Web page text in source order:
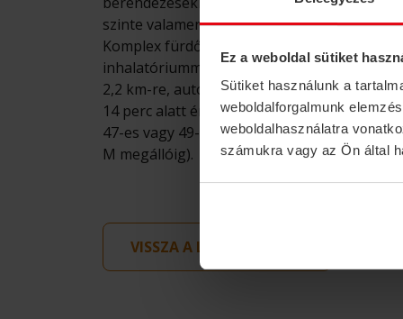
Ez a weboldal sütiket
Sütiket használunk a
weboldalforgalmunk
weboldalhasználatra
számukra vagy az Ön által
szinte valamennyi gyógyszolgáltatás
Komplex fürdőgyógyászati ellátást biztosító
inhalatóriummal is rendelkezik. A fürdő
2,2 km-re, autóval 3,2 km-re található.
14 perc alatt érhető el a 7-es vagy 133E-s
47-es vagy 49-es villamossal (Szent Gellért
M megállóig).
VISSZA A LISTAOLDALRA